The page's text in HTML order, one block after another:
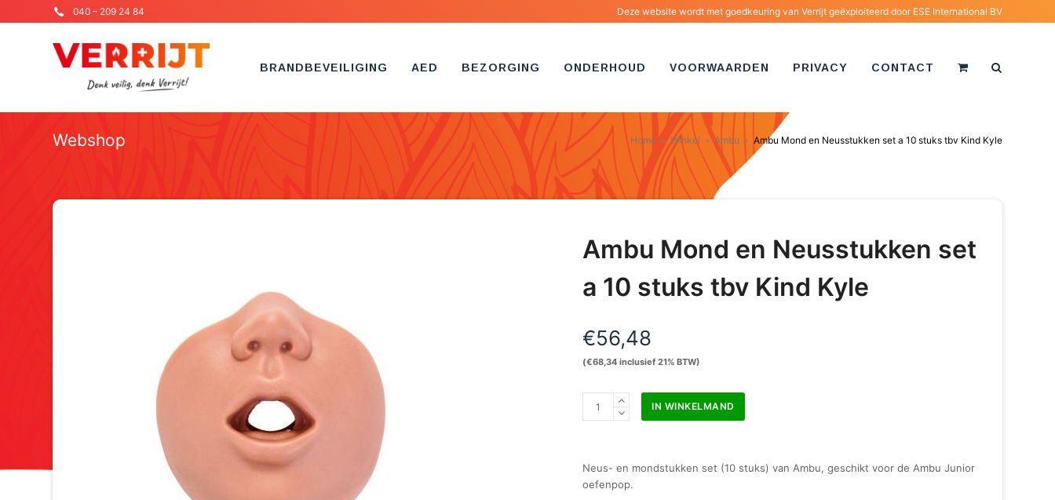
040 – 209 24 84 Deze website wordt met goedkeuring van Verrijt geëxploiteerd door ESE International BV
BRANDBEVEILIGING AED BEZORGING ONDERHOUD VOORWAARDEN PRIVACY CONTACT
Webshop Home » Winkel » Ambu » Ambu Mond en Neusstukken set a 10 stuks tbv Kind Kyle
Ambu Mond en Neusstukken set
a 10 stuks tbv Kind Kyle
€56,48
(€68,34 inclusief 21% BTW)
set
a
IN WINKELMAND
Neus- en mondstukken set (10 stuks) van Ambu, geschikt voor de Ambu Junior
oefenpop.